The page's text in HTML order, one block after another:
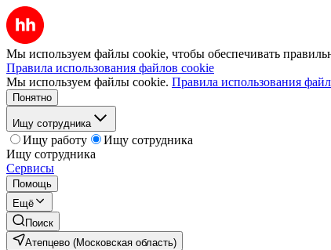
Мы используем файлы cookie, чтобы обеспечивать
Правила использования файлов cookie
Мы используем файлы cookie. Правила использования
Понятно
Ищу сотрудника
Ищу работу
Ищу сотрудника
Ищу сотрудника
Сервисы
Помощь
Ещё
Поиск
Атепцево (Московская область)